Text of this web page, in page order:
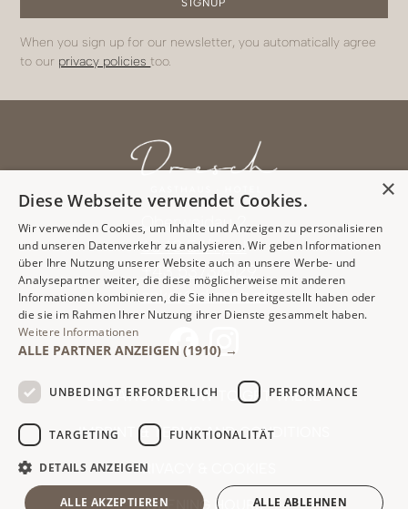
When you sign up for our newsletter, you automatically agree
to our privacy policiestoo.
Oberweidau 2
6343 Erl/Tyrol
+43 5373/8129
anker@dresch.at
LOCATION & HOW TO GET THERE
IMPRINT & TERMS AND CONDITIONS
PRIVACY & COOKIES
OPENING HOURS
×
Diese Webseite verwendet Cookies.
Wir verwenden Cookies, um Inhalte und Anzeigen zu personalisieren
und unseren Datenverkehr zu analysieren. Wir geben Informationen
über Ihre Nutzung unserer Website auch an unsere Werbe- und
Analysepartner weiter, die diese möglicherweise mit anderen
Informationen kombinieren, die Sie ihnen bereitgestellt haben oder
die sie im Rahmen Ihrer Nutzung ihrer Dienste gesammelt haben.
Weitere Informationen
ALLE PARTNER ANZEIGEN (1910) →
UNBEDINGT ERFORDERLICH PERFORMANCE
TARGETING FUNKTIONALITÄT
DETAILS ANZEIGEN
ALLE AKZEPTIEREN ALLE ABLEHNEN